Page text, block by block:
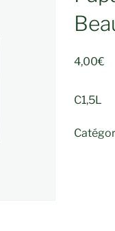
4,00€
C1,5L